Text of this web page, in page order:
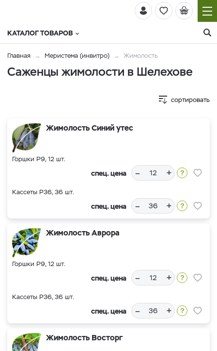
КАТАЛОГ ТОВАРОВ
Главная Меристема (инвитро) Жимолость
Саженцы жимолости в Шелехове
сортировать
Жимолость Синий утес
Горшки Р9, 12 шт.
спец. цена – +
Кассеты Р36, 36 шт.
спец. цена – +
Жимолость Аврора
Горшки Р9, 12 шт.
спец. цена – +
Кассеты Р36, 36 шт.
спец. цена – +
Жимолость Восторг